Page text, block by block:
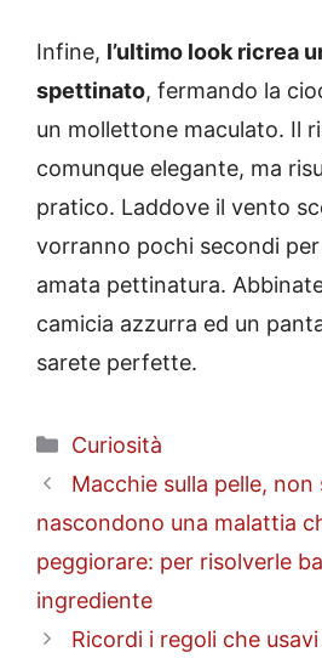
Infine, l’ultimo look ricrea
spettinato, fermando la
un mollettone maculato. Il
comunque elegante, ma
pratico. Laddove il vento
vorranno pochi secondi
amata pettinatura.
camicia azzurra ed un
sarete perfette.
Categorie
Curiosità
Macchie sulla pelle,
nascondono una malattia
peggiorare: per risolverle
ingrediente
Ricordi i regoli che